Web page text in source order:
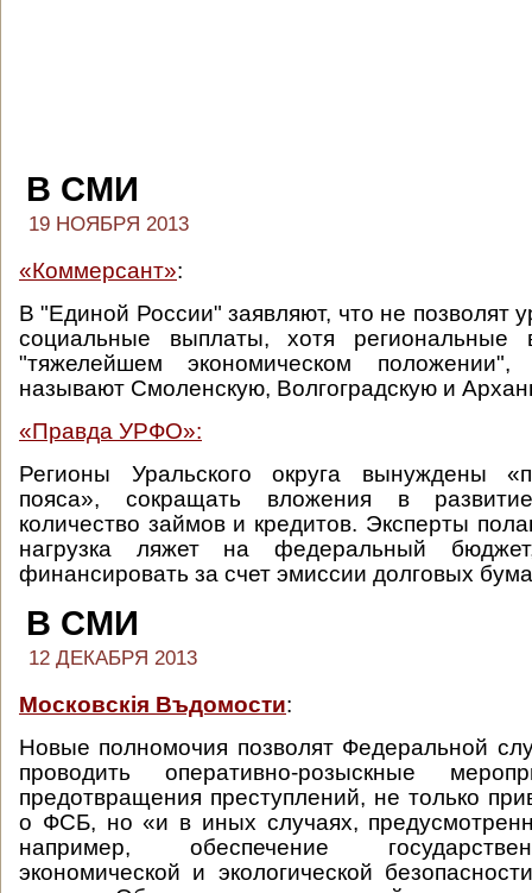
В СМИ
19 НОЯБРЯ 2013
«Коммерсант»:
В "Единой России" заявляют, что не позволят
социальные выплаты, хотя региональные
"тяжелейшем экономическом
называют Смоленскую, Волгоградскую и
«Правда УРФО»:
Регионы Уральского округа вынуждены
пояса», сокращать вложения в
количество займов и кредитов. Эксперты
нагрузка ляжет на федеральный
финансировать за счет эмиссии долговых
В СМИ
12 ДЕКАБРЯ 2013
Московскiя Въдомости:
Новые полномочия позволят Федеральной
проводить оперативно-розыскные
предотвращения преступлений, не только
о ФСБ, но «и в иных случаях,
например, обеспечение
экономической и экологической